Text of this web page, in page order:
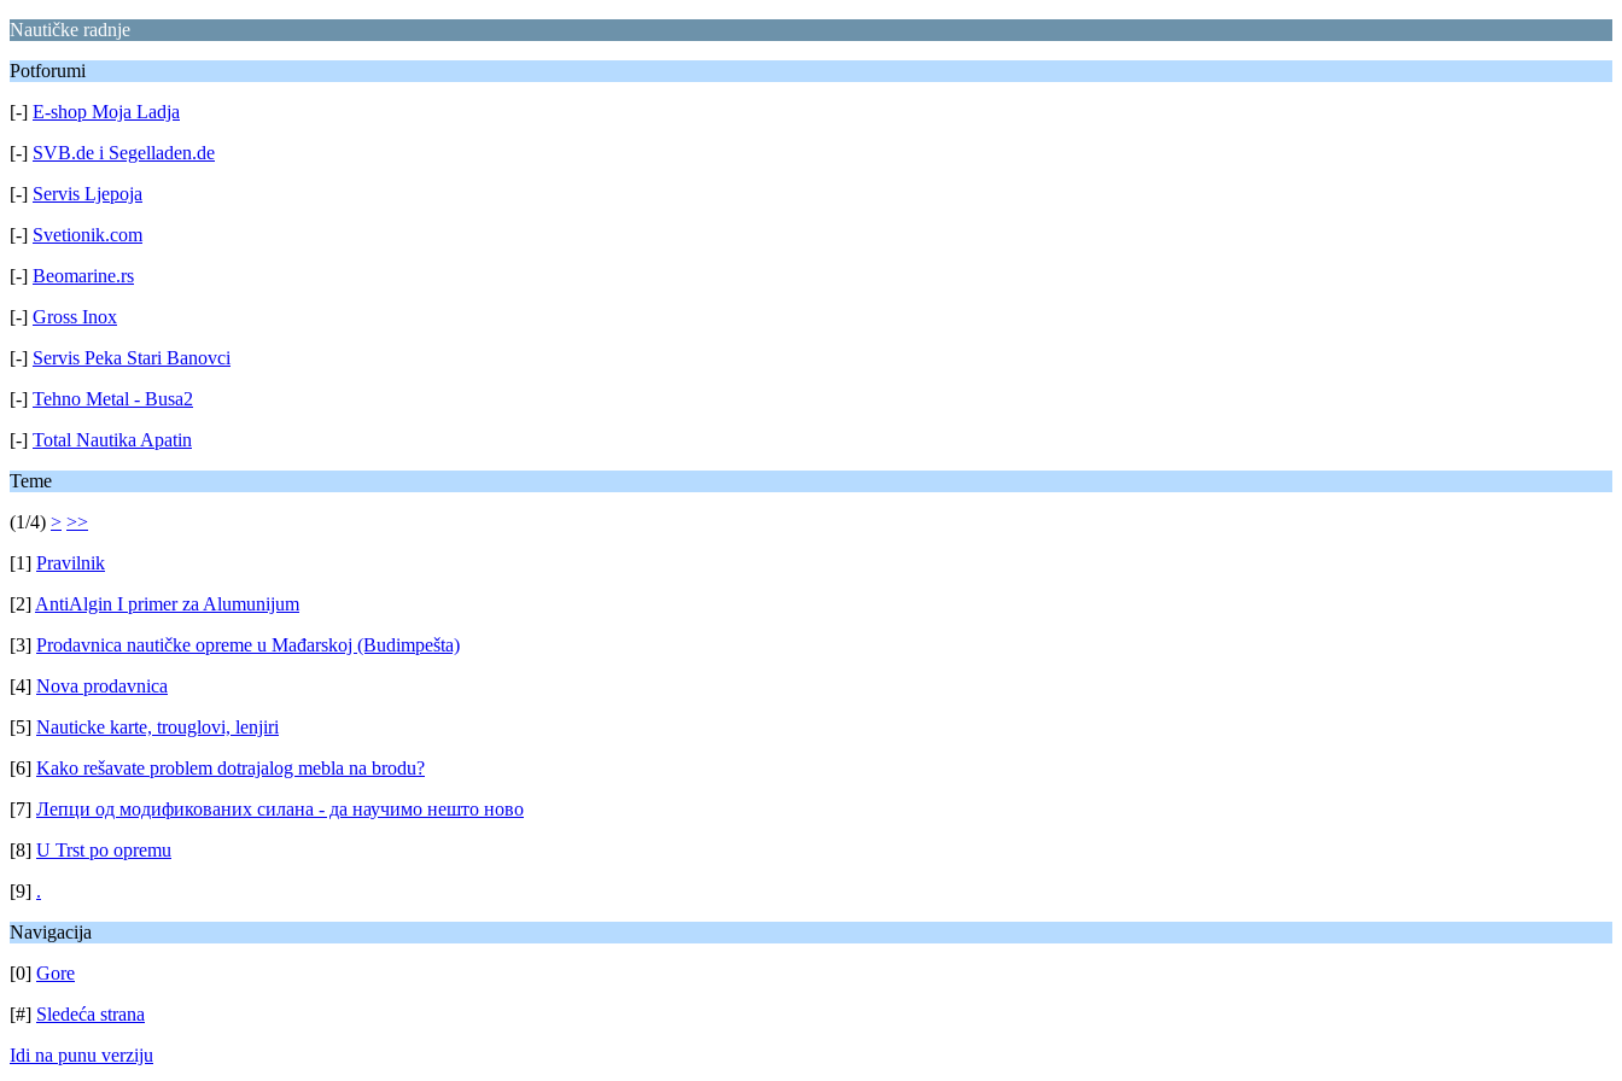
Nautičke radnje
Potforumi
[-] E-shop Moja Ladja
[-] SVB.de i Segelladen.de
[-] Servis Ljepoja
[-] Svetionik.com
[-] Beomarine.rs
[-] Gross Inox
[-] Servis Peka Stari Banovci
[-] Tehno Metal - Busa2
[-] Total Nautika Apatin
Teme
(1/4) > >>
[1] Pravilnik
[2] AntiAlgin I primer za Alumunijum
[3] Prodavnica nautičke opreme u Mađarskoj (Budimpešta)
[4] Nova prodavnica
[5] Nauticke karte, trouglovi, lenjiri
[6] Kako rešavate problem dotrajalog mebla na brodu?
[7] Лепци од модификованих силана - да научимо нешто ново
[8] U Trst po opremu
[9] .
Navigacija
[0] Gore
[#] Sledeća strana
Idi na punu verziju